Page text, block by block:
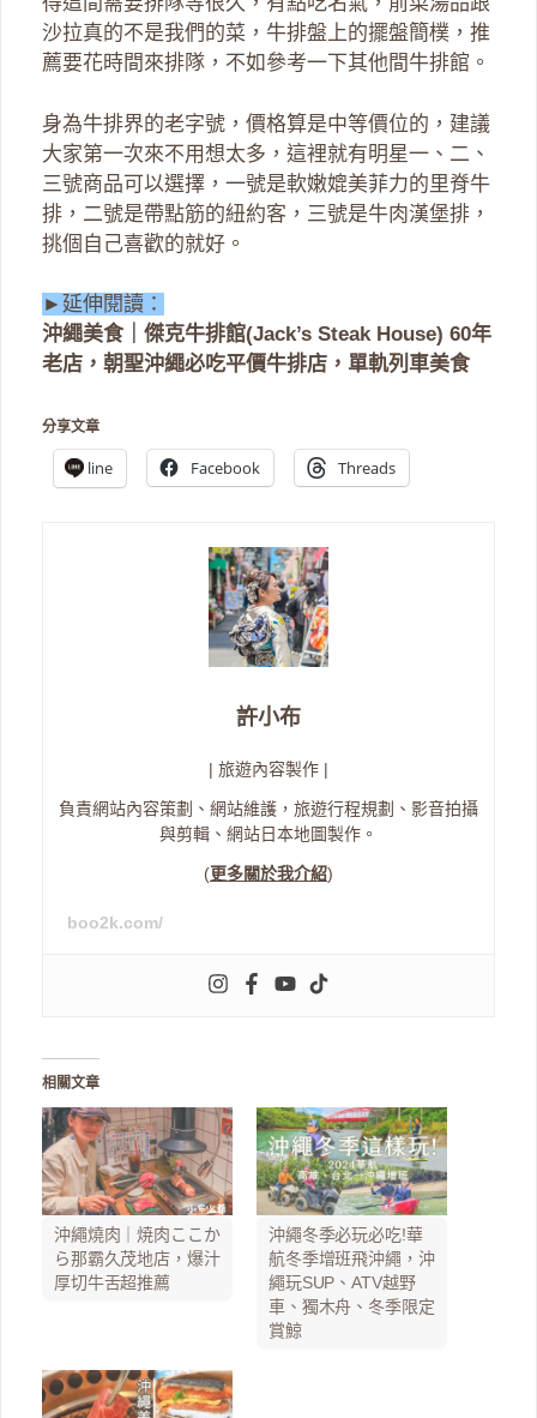
沙拉真的不是我們的菜，牛排盤上的擺盤簡樸，推
薦要花時間來排隊，不如參考一下其他間牛排館。
身為牛排界的老字號，價格算是中等價位的，建議
大家第一次來不用想太多，這裡就有明星一、二、
三號商品可以選擇，一號是軟嫩媲美菲力的里脊牛
排，二號是帶點筋的紐約客，三號是牛肉漢堡排，
挑個自己喜歡的就好。
►延伸閱讀：
沖繩美食｜傑克牛排館(Jack’s Steak House) 60年
老店，朝聖沖繩必吃平價牛排店，單軌列車美食
分享文章
line Facebook Threads
許小布
| 旅遊內容製作 |
負責網站內容策劃、網站維護，旅遊行程規劃、影音拍攝
與剪輯、網站日本地圖製作。
(更多關於我介紹)
boo2k.com/
相關文章
沖繩燒肉｜焼肉ここか
ら那霸久茂地店，爆汁
厚切牛舌超推薦
沖繩冬季必玩必吃!華
航冬季增班飛沖繩，沖
繩玩SUP、ATV越野
車、獨木舟、冬季限定
賞鯨